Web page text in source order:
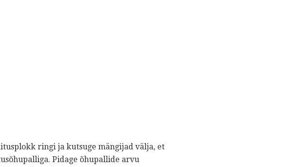
ringi ja kutsuge mängijad välja, et
Pidage õhupallide arvu